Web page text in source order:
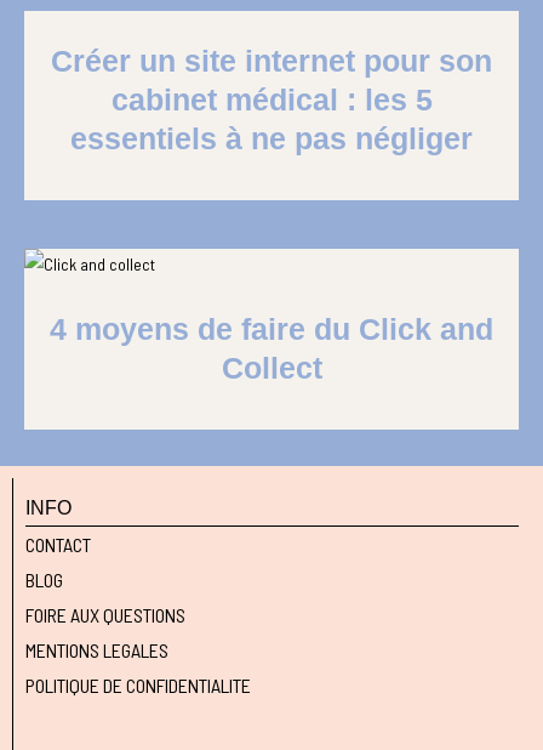
Créer un site internet pour son
cabinet médical : les 5
essentiels à ne pas négliger
4 moyens de faire du Click and
Collect
INFO
CONTACT
BLOG
FOIRE AUX QUESTIONS
MENTIONS LEGALES
POLITIQUE DE CONFIDENTIALITE